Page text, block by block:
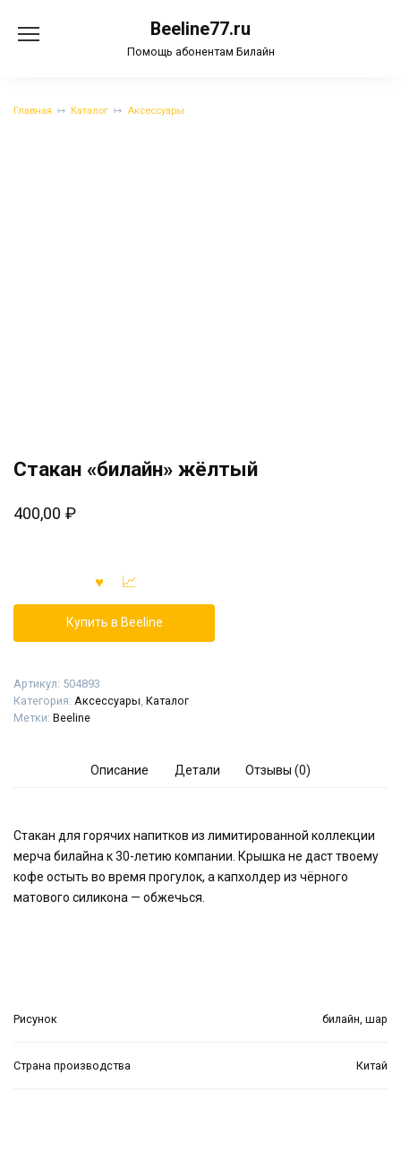
содержанию
Beeline77.ru
Помощь абонентам Билайн
Главная Каталог Аксессуары
Стакан «билайн» жёлтый
400,00 ₽
Купить в Beeline
Артикул: 504893
Категория: Аксессуары Каталог
Метки: Beeline
Описание Детали Отзывы (0)
Стакан для горячих напитков из лимитированной коллекции
мерча билайна к 30-летию компании. Крышка не даст твоему
кофе остыть во время прогулок, а капхолдер из чёрного
матового силикона — обжечься.
Рисунок билайн, шар
Страна производства Китай